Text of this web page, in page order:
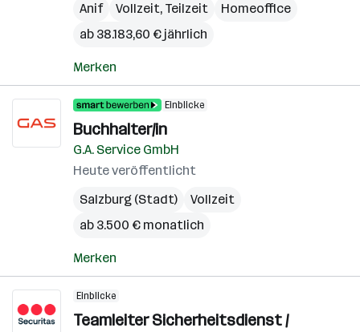
Anif
Vollzeit, Teilzeit
Homeoffice
ab 38.183,60 € jährlich
Merken
Einblicke
Buchhalter/in
G.A. Service GmbH
Heute veröffentlicht
Salzburg (Stadt)
Vollzeit
ab 3.500 € monatlich
Merken
Einblicke
Teamleiter Sicherheitsdienst /